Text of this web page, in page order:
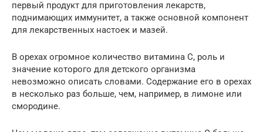
первый продукт для приготовления лекарств,
поднимающих иммунитет, а также основной компонент
для лекарственных настоек и мазей.
В орехах огромное количество витамина С, роль и
значение которого для детского организма
невозможно описать словами. Содержание его в орехах
в несколько раз больше, чем, например, в лимоне или
смородине.